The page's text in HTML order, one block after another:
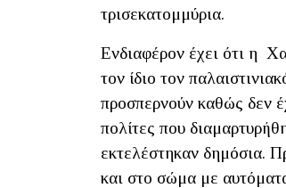
τρισεκατομμύρια.
Ενδιαφέρον έχει ότι η
τον ίδιο τον
προσπερνούν καθώς δεν
πολίτες που
εκτελέστηκαν δημόσια.
και στο σώμα με